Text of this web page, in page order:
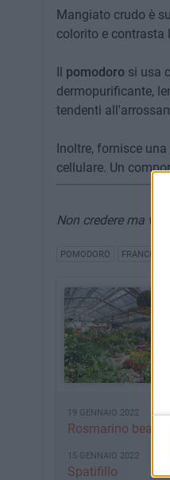
Mangiato crudo è
colorito e contrasta
Il pomodoro si usa
dermopurificante,
tendenti
Inoltre, fornisce
cellulare. Un
Non credere ma
POMODORO
19 GENNAIO 2022
Rosmarino beauty
15 GENNAIO 2022
Spatifillo